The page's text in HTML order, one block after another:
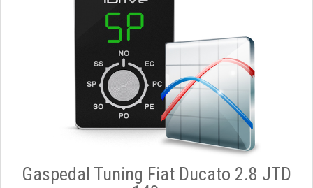
Gaspedal Tuning Fiat Ducato 2.8 JTD